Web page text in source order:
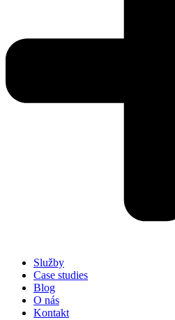
Služby
Case studies
Blog
O nás
Kontakt